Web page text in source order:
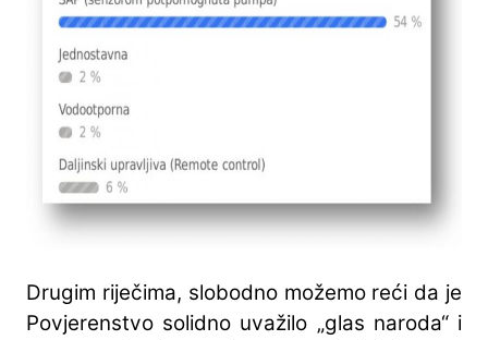
Drugim riječima, slobodno možemo reći da je
Povjerenstvo solidno uvažilo „glas naroda“ i